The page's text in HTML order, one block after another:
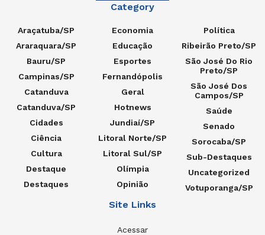
Category
Araçatuba/SP
Araraquara/SP
Bauru/SP
Campinas/SP
Catanduva
Catanduva/SP
Cidades
Ciência
Cultura
Destaque
Destaques
Economia
Educação
Esportes
Fernandópolis
Geral
Hotnews
Jundiaí/SP
Litoral Norte/SP
Litoral Sul/SP
Olímpia
Opinião
Política
Ribeirão Preto/SP
São José Do Rio
Preto/SP
São José Dos
Campos/SP
Saúde
Senado
Sorocaba/SP
Sub-Destaques
Uncategorized
Votuporanga/SP
Site Links
Acessar